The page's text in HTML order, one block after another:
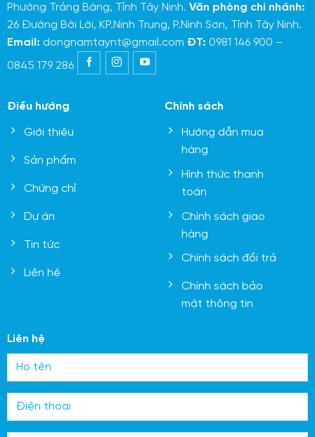
Phường Trảng Bàng, Tỉnh Tây Ninh. Văn phòng chi nhánh:
26 Đường Bời Lời, KP.Ninh Trung, P.Ninh Sơn, Tỉnh Tây Ninh.
Email: dongnamtaynt@gmail.com ĐT: 0981 146 900 –
0845 179 286
Điều hướng
Giới thiệu
Sản phẩm
Chứng chỉ
Dự án
Tin tức
Liên hệ
Chính sách
Hướng dẫn mua
hàng
Hình thức thanh
toán
Chính sách giao
hàng
Chính sách đổi trả
Chính sách bảo
mật thông tin
Liên hệ